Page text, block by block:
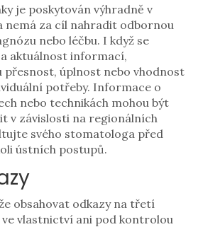
je poskytován výhradně v
nemá za cíl nahradit odbornou
nebo léčbu. I když se
aktuálnost informací,
přesnost, úplnost nebo vhodnost
potřeby. Informace o
nebo technikách mohou být
v závislosti na regionálních
svého stomatologa před
ústních postupů.
obsahovat odkazy na třetí
vlastnictví ani pod kontrolou